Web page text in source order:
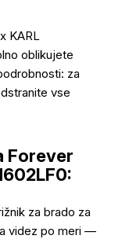
KARL
oblikujete
za
vse
Forever
za brado za
videz po meri —